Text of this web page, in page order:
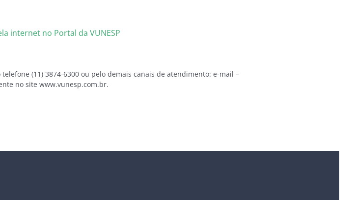
internet no Portal da VUNESP
(11) 3874-6300 ou pelo demais canais de atendimento: e-mail –
no site www.vunesp.com.br.